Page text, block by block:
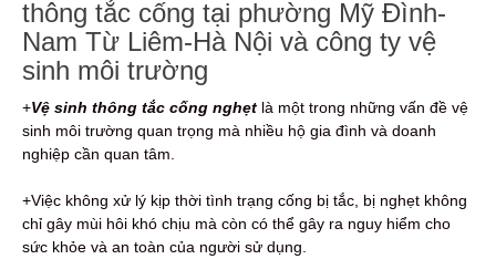
thông tắc cống tại phường Mỹ Đình-
Nam Từ Liêm-Hà Nội và công ty vệ
sinh môi trường
+Vệ sinh thông tắc cống nghẹt là một trong những vấn đề vệ
sinh môi trường quan trọng mà nhiều hộ gia đình và doanh
nghiệp cần quan tâm.
+Việc không xử lý kịp thời tình trạng cống bị tắc, bị nghẹt không
chỉ gây mùi hôi khó chịu mà còn có thể gây ra nguy hiểm cho
sức khỏe và an toàn của người sử dụng.